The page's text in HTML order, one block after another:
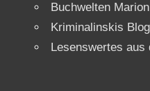
Buchwelten
Kriminalinskis Blog
Lesenswertes aus